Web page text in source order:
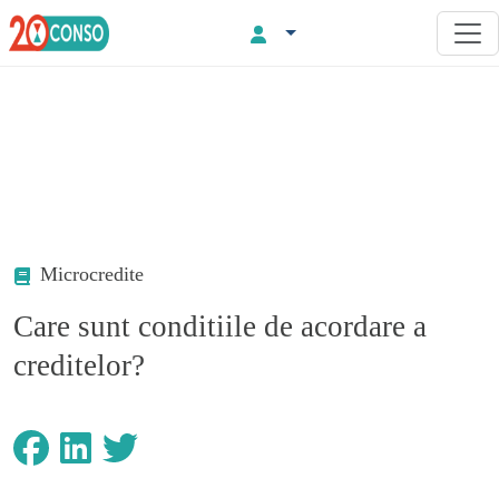
Microcredite
Care sunt conditiile de acordare a
creditelor?